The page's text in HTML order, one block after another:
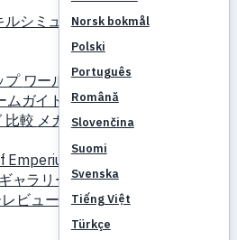
Norsk bokmål
Polski
Português
Română
Slovenčina
Suomi
Svenska
Tiếng Việt
Türkçe
ルシミュレータークエスト
プ ワールドマップスキルデータベ
ムガイド クラフト＆鍛冶
比較 メカニクスリファレンス
Emperiumプレイヤープロフィー
ギャラリービデオ
ビュー
パートナー